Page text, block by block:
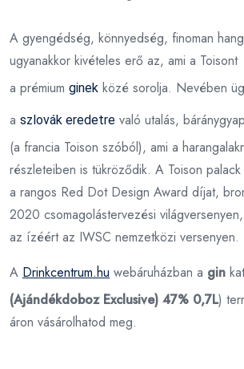
A gyengédség, könnyedség, finoman
ugyanakkor kivételes erő az, ami a Toisont
a prémium ginek közé sorolja. Nevében
a szlovák eredetre való utalás,
(a francia Toison szóból), ami a
részleteiben is tükröződik. A Toison
a rangos Red Dot Design Award díjat,
2020 csomagolástervezési
az ízéért az IWSC nemzetközi versenyen.
A Drinkcentrum.hu webáruházban a gin
(Ajándékdoboz Exclusive) 47% 0,7L)
áron vásárolhatod meg.